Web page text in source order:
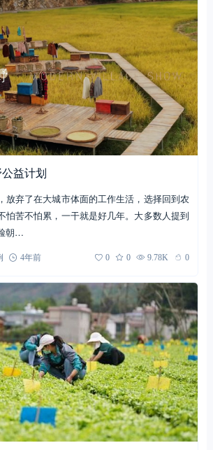
益计划
放弃了在大城市体面的工作生活，选择回到农
怕苦不怕累，一干就是好几年。大多数人提到
朝…
4年前 0 0 9.78K 0